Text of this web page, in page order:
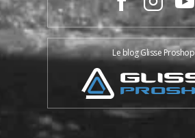
Le blog Glisse Proshop